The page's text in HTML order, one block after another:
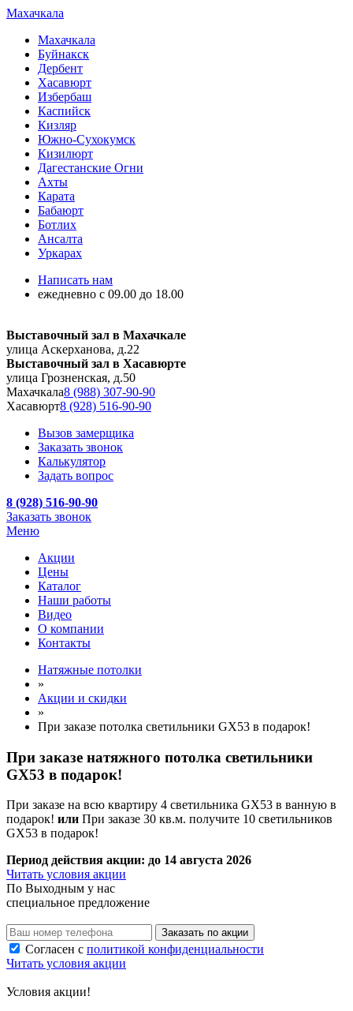
Махачкала
Махачкала
Буйнакск
Дербент
Хасавюрт
Избербаш
Каспийск
Кизляр
Южно-Сухокумск
Кизилюрт
Дагестанские Огни
Ахты
Карата
Бабаюрт
Ботлих
Ансалта
Уркарах
Написать нам
ежедневно с 09.00 до 18.00
Выставочный зал в Махачкале
улица Аскерханова, д.22
Выставочный зал в Хасавюрте
улица Грозненская, д.50
Махачкала8 (988) 307-90-90
Хасавюрт8 (928) 516-90-90
Вызов замерщика
Заказать звонок
Калькулятор
Задать вопрос
8 (928) 516-90-90
Заказать звонок
Меню
Акции
Цены
Каталог
Наши работы
Видео
О компании
Контакты
Натяжные потолки
»
Акции и скидки
»
При заказе потолка светильники GX53 в подарок!
При заказе натяжного потолка светильники
GX53 в подарок!
При заказе на всю квартиру 4 светильника GX53 в ванную в
подарок! или При заказе 30 кв.м. получите 10 светильников
GX53 в подарок!
Период действия акции: до 14 августа 2026
Читать условия акции
По Выходным у нас
специальное предложение
Заказать по акции
Согласен с политикой конфиденциальности
Читать условия акции
Условия акции!